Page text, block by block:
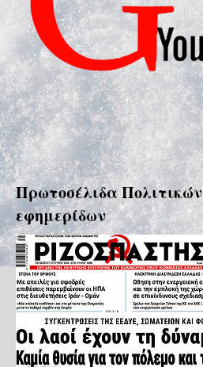
Πρωτοσέλιδα Πολιτικών
εφημερίδων